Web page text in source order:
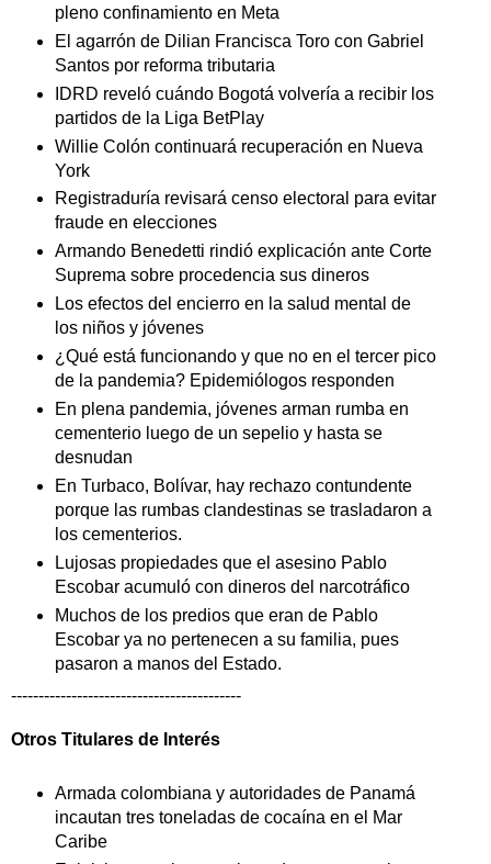
pleno confinamiento en Meta
El agarrón de Dilian Francisca Toro con Gabriel
Santos por reforma tributaria
IDRD reveló cuándo Bogotá volvería a recibir los
partidos de la Liga BetPlay
Willie Colón continuará recuperación en Nueva
York
Registraduría revisará censo electoral para evitar
fraude en elecciones
Armando Benedetti rindió explicación ante Corte
Suprema sobre procedencia sus dineros
Los efectos del encierro en la salud mental de
los niños y jóvenes
¿Qué está funcionando y que no en el tercer pico
de la pandemia? Epidemiólogos responden
En plena pandemia, jóvenes arman rumba en
cementerio luego de un sepelio y hasta se
desnudan
En Turbaco, Bolívar, hay rechazo contundente
porque las rumbas clandestinas se trasladaron a
los cementerios.
Lujosas propiedades que el asesino Pablo
Escobar acumuló con dineros del narcotráfico
Muchos de los predios que eran de Pablo
Escobar ya no pertenecen a su familia, pues
pasaron a manos del Estado.
------------------------------------------
Otros Titulares de Interés
Armada colombiana y autoridades de Panamá
incautan tres toneladas de cocaína en el Mar
Caribe